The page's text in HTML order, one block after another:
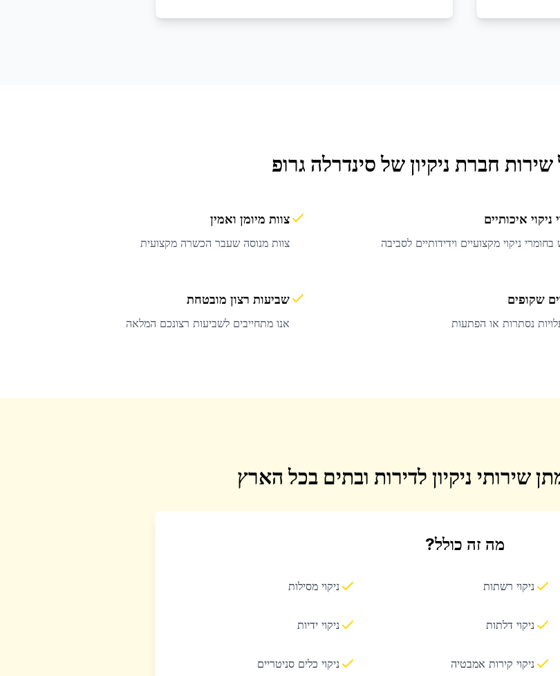
שירות חברת ניקיוןשל סינדרלה גרופ
ניקוי איכותיים
ניקוי מקצועיים וידידותיים לסביבה
צוות מיומן ואמין
צוות מנוסה שעבר הכשרה מקצועית
שקופים
נסתרות או הפתעות
שביעות רצון מובטחת
אנו מתחייבים לשביעות רצונכם המלאה
שירותי ניקיון לדירות ובתים בכל הארץ
מה זה כולל?
ניקוי רשתות ניקוי מסילות
ניקוי דלתות ניקוי ידיות
ניקוי קירות אמבטיה ניקוי כלים סניטריים